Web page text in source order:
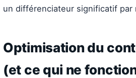
un différenciateur significatif par
Optimisation du
(et ce qui ne